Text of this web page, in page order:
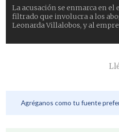
La acusación se enmarca en el
filtrado que involucra a los
Leonarda Villalobos, y al
Agréganos como tu fuente